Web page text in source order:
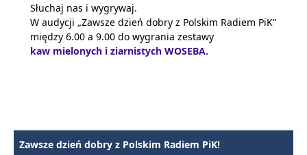
Słuchaj nas i wygrywaj.
W audycji „Zawsze dzień dobry z Polskim Radiem PiK”
między 6.00 a 9.00 do wygrania zestawy
kaw mielonych i ziarnistych WOSEBA.
Zawsze dzień dobry z Polskim Radiem PiK!